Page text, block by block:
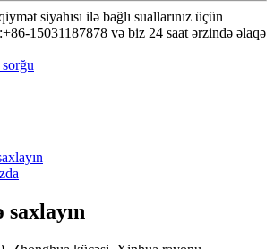
siyahısı ilə bağlı suallarınız üçün
15031187878 və biz 24 saat ərzində əlaqə